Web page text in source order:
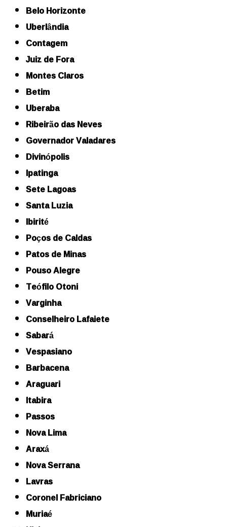
Belo Horizonte
Uberlândia
Contagem
Juiz de Fora
Montes Claros
Betim
Uberaba
Ribeirão das Neves
Governador Valadares
Divinópolis
Ipatinga
Sete Lagoas
Santa Luzia
Ibirité
Poços de Caldas
Patos de Minas
Pouso Alegre
Teófilo Otoni
Varginha
Conselheiro Lafaiete
Sabará
Vespasiano
Barbacena
Araguari
Itabira
Passos
Nova Lima
Araxá
Nova Serrana
Lavras
Coronel Fabriciano
Muriaé